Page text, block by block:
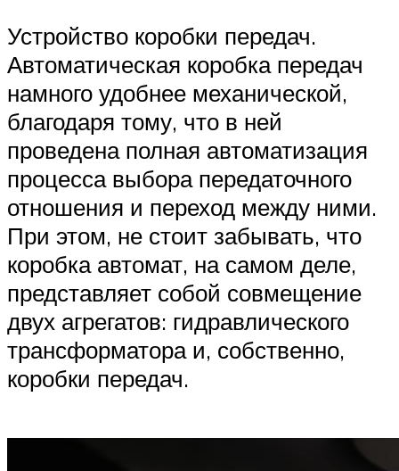
Устройство коробки передач.
Автоматическая коробка передач
намного удобнее механической,
благодаря тому, что в ней
проведена полная автоматизация
процесса выбора передаточного
отношения и переход между ними.
При этом, не стоит забывать, что
коробка автомат, на самом деле,
представляет собой совмещение
двух агрегатов: гидравлического
трансформатора и, собственно,
коробки передач.